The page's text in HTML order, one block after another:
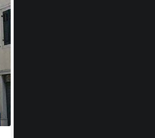
e mattoni intonacati, formato
costruzioni di epoche diverse. I
attraverso calla Corona.
con un piano sottotetto, è situata
non presenta all'esterno altro